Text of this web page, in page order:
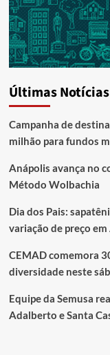
Últimas Notícias
Campanha de
milhão para fundos
Anápolis avança no
Método Wolbachia
Dia dos Pais:
variação de preço
CEMAD comemora
diversidade neste
Equipe da Semusa
Adalberto e Santa